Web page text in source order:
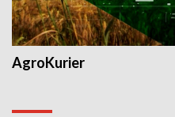
AgroKurier